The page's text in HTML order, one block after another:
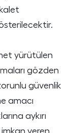
yürütülen
gözden
güvenlik
amacı
aykırı
veren